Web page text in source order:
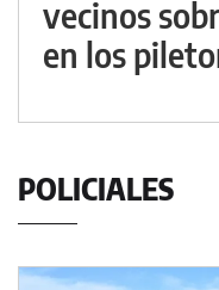
vecinos
en los
POLICIALES